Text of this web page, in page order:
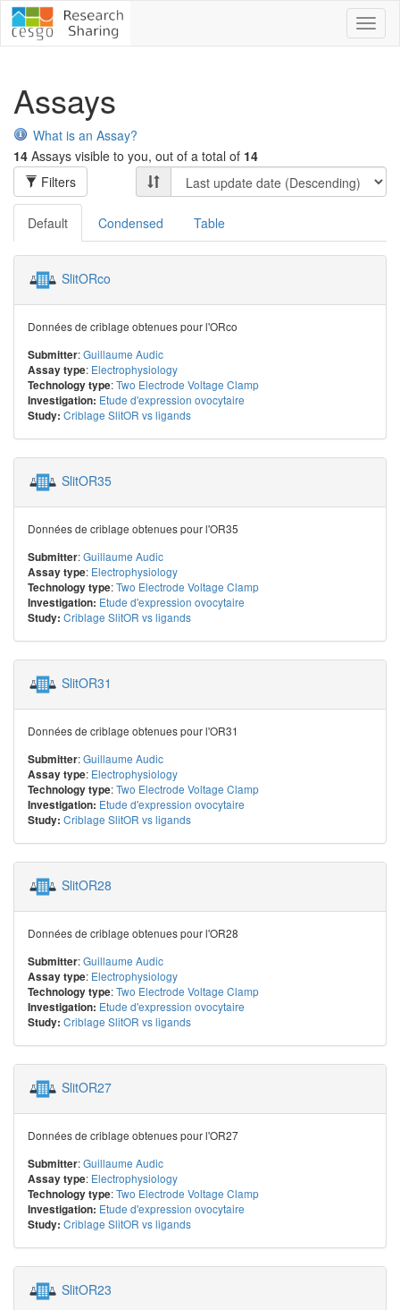
Assays
What is an Assay?
14 Assays visible to you, out of a total of 14
Filters
Default Condensed Table
SlitORco
Données de criblage obtenues pour l'ORco
Submitter:Guillaume Audic
Assay type: Electrophysiology
Technology type:Two Electrode Voltage Clamp
Investigation: Etude d'expression ovocytaire
Study: Criblage SlitOR vs ligands
SlitOR35
Données de criblage obtenues pour l'OR35
Submitter:Guillaume Audic
Assay type: Electrophysiology
Technology type:Two Electrode Voltage Clamp
Investigation: Etude d'expression ovocytaire
Study: Criblage SlitOR vs ligands
SlitOR31
Données de criblage obtenues pour l'OR31
Submitter:Guillaume Audic
Assay type: Electrophysiology
Technology type:Two Electrode Voltage Clamp
Investigation: Etude d'expression ovocytaire
Study: Criblage SlitOR vs ligands
SlitOR28
Données de criblage obtenues pour l'OR28
Submitter:Guillaume Audic
Assay type: Electrophysiology
Technology type:Two Electrode Voltage Clamp
Investigation: Etude d'expression ovocytaire
Study: Criblage SlitOR vs ligands
SlitOR27
Données de criblage obtenues pour l'OR27
Submitter:Guillaume Audic
Assay type: Electrophysiology
Technology type:Two Electrode Voltage Clamp
Investigation: Etude d'expression ovocytaire
Study: Criblage SlitOR vs ligands
SlitOR23